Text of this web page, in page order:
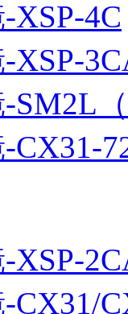
XSP-4C
XSP-
-SM2L
CX31-
XSP-
CX31/